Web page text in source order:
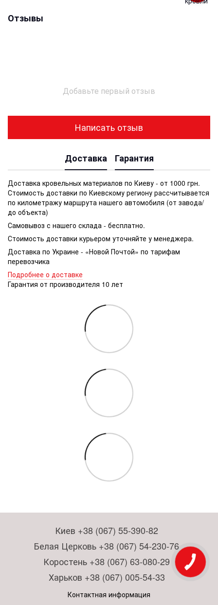
Отзывы
Добавьте первый отзыв
Написать отзыв
Доставка Гарантия
Доставка кровельных материалов по Киеву - от 1000 грн.
Стоимость доставки по Киевскому региону рассчитывается
по километражу маршрута нашего автомобиля (от завода/
до объекта)
Самовывоз с нашего склада - бесплатно.
Стоимость доставки курьером уточняйте у менеджера.
Доставка по Украине - «Новой Почтой» по тарифам
перевозчика
Подробнее о доставке
Гарантия от производителя 10 лет
Киев +38 (067) 55-390-82
Белая Церковь +38 (067) 54-230-76
Коростень +38 (067) 63-080-29
Харьков +38 (067) 005-54-33
Контактная информация